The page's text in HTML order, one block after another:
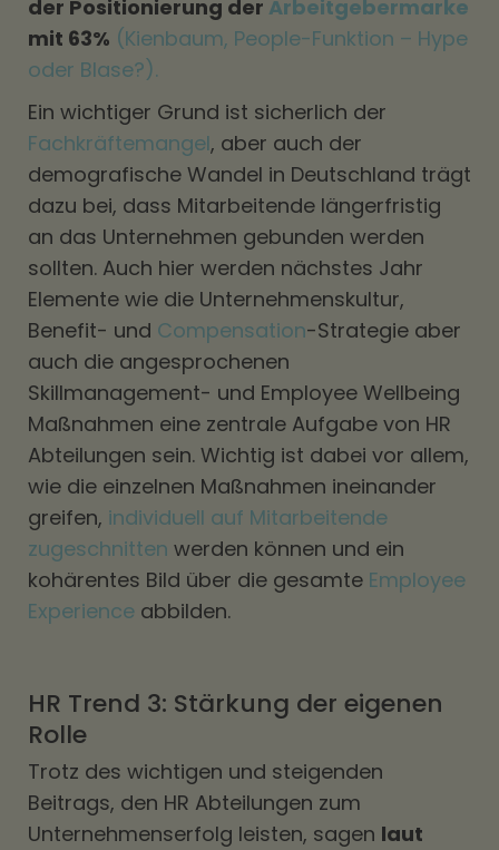
der Positionierung der Arbeitgebermarke
mit 63% (Kienbaum, People-Funktion – Hype
oder Blase?).
Ein wichtiger Grund ist sicherlich der
Fachkräftemangel, aber auch der
demografische Wandel in Deutschland trägt
dazu bei, dass Mitarbeitende längerfristig
an das Unternehmen gebunden werden
sollten. Auch hier werden nächstes Jahr
Elemente wie die Unternehmenskultur,
Benefit- und Compensation-Strategie aber
auch die angesprochenen
Skillmanagement- und Employee Wellbeing
Maßnahmen eine zentrale Aufgabe von HR
Abteilungen sein. Wichtig ist dabei vor allem,
wie die einzelnen Maßnahmen ineinander
greifen, individuell auf Mitarbeitende
zugeschnitten werden können und ein
kohärentes Bild über die gesamte Employee
Experience abbilden.
HR Trend 3: Stärkung der eigenen
Rolle
Trotz des wichtigen und steigenden
Beitrags, den HR Abteilungen zum
Unternehmenserfolg leisten, sagen laut